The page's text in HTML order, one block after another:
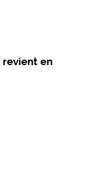
revient en